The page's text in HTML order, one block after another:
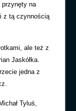
przynęty na
z tą czynnością
ale też z
Jaskółka.
jedna z
Tyluś,